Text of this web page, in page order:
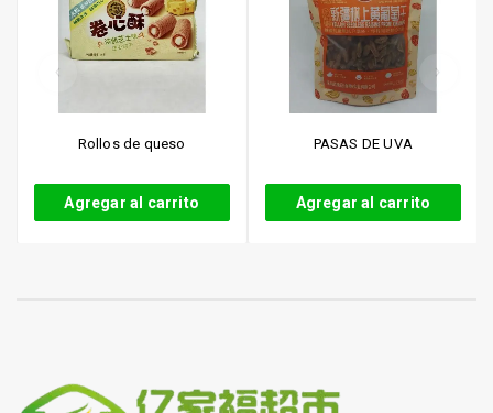
Rollos de queso
Agregar al carrito
PASAS DE UVA
Agregar al carrito